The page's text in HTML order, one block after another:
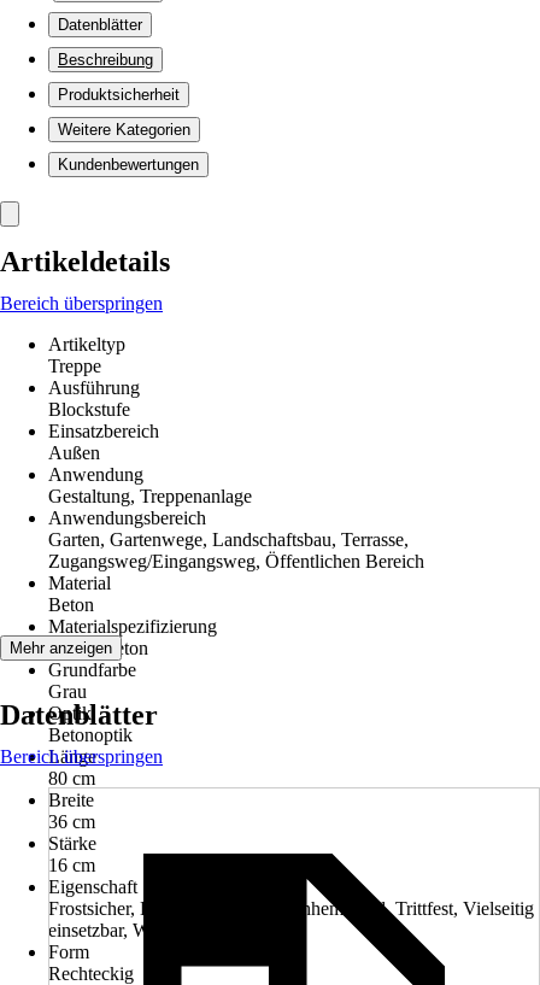
Datenblätter
Beschreibung
Produktsicherheit
Weitere Kategorien
Kundenbewertungen
Artikeldetails
Bereich überspringen
Artikeltyp
Treppe
Ausführung
Blockstufe
Einsatzbereich
Außen
Anwendung
Gestaltung, Treppenanlage
Anwendungsbereich
Garten, Gartenwege, Landschaftsbau, Terrasse,
Zugangsweg/Eingangsweg, Öffentlichen Bereich
Material
Beton
Materialspezifizierung
Normalbeton
Grundfarbe
Grau
Optik
Betonoptik
Länge
80 cm
Breite
36 cm
Stärke
16 cm
Eigenschaft
Frostsicher, Hochbelastbar, Rutschhemmend, Trittfest, Vielseitig
einsetzbar, Witterungsbeständig
Form
Rechteckig
Mehr anzeigen
Datenblätter
Bereich überspringen